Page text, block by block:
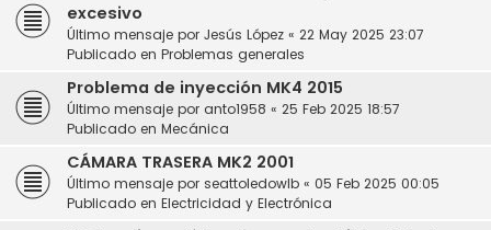
excesivo
Último mensaje por Jesús López « 22 May 2025 23:07
Publicado en Problemas generales
Problema de inyección MK4 2015
Último mensaje por anto1958 « 25 Feb 2025 18:57
Publicado en Mecánica
CÁMARA TRASERA MK2 2001
Último mensaje por seattoledowlb « 05 Feb 2025 00:05
Publicado en Electricidad y Electrónica